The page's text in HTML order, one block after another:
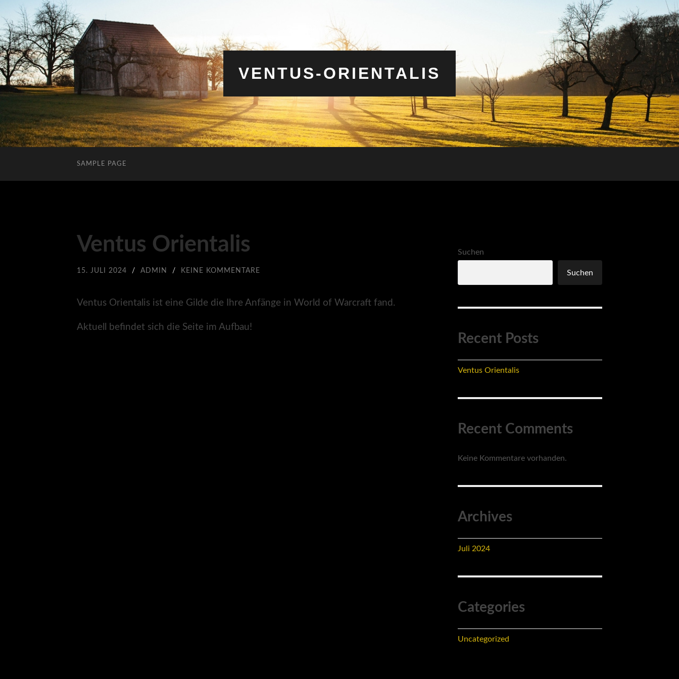
VENTUS-ORIENTALIS
SAMPLE PAGE
Ventus Orientalis
15. JULI 2024 / ADMIN / KEINE KOMMENTARE
Ventus Orientalis ist eine Gilde die Ihre Anfänge in World of Warcraft fand.
Aktuell befindet sich die Seite im Aufbau!
Suchen
Suchen
Recent Posts
Ventus Orientalis
Recent Comments
Keine Kommentare vorhanden.
Archives
Juli 2024
Categories
Uncategorized